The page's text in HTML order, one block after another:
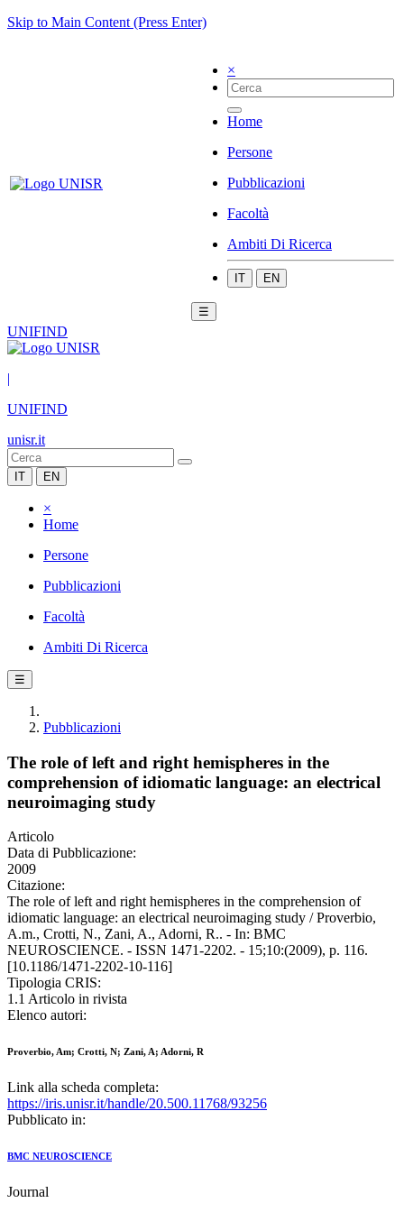
Skip to Main Content (Press Enter)
×
Home
Persone
Pubblicazioni
Facoltà
Ambiti Di Ricerca
IT EN
☰
UNIFIND
|
UNIFIND
unisr.it
IT EN
×
Home
Persone
Pubblicazioni
Facoltà
Ambiti Di Ricerca
☰
Pubblicazioni
The role of left and right hemispheres in the
comprehension of idiomatic language: an electrical
neuroimaging study
Articolo
Data di Pubblicazione:
2009
Citazione:
The role of left and right hemispheres in the comprehension of
idiomatic language: an electrical neuroimaging study / Proverbio,
A.m., Crotti, N., Zani, A., Adorni, R.. - In: BMC
NEUROSCIENCE. - ISSN 1471-2202. - 15;10:(2009), p. 116.
[10.1186/1471-2202-10-116]
Tipologia CRIS:
1.1 Articolo in rivista
Elenco autori:
Proverbio, Am; Crotti, N; Zani, A; Adorni, R
Link alla scheda completa:
https://iris.unisr.it/handle/20.500.11768/93256
Pubblicato in:
BMC NEUROSCIENCE
Journal